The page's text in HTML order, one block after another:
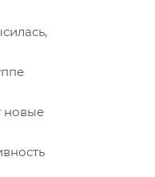
новые